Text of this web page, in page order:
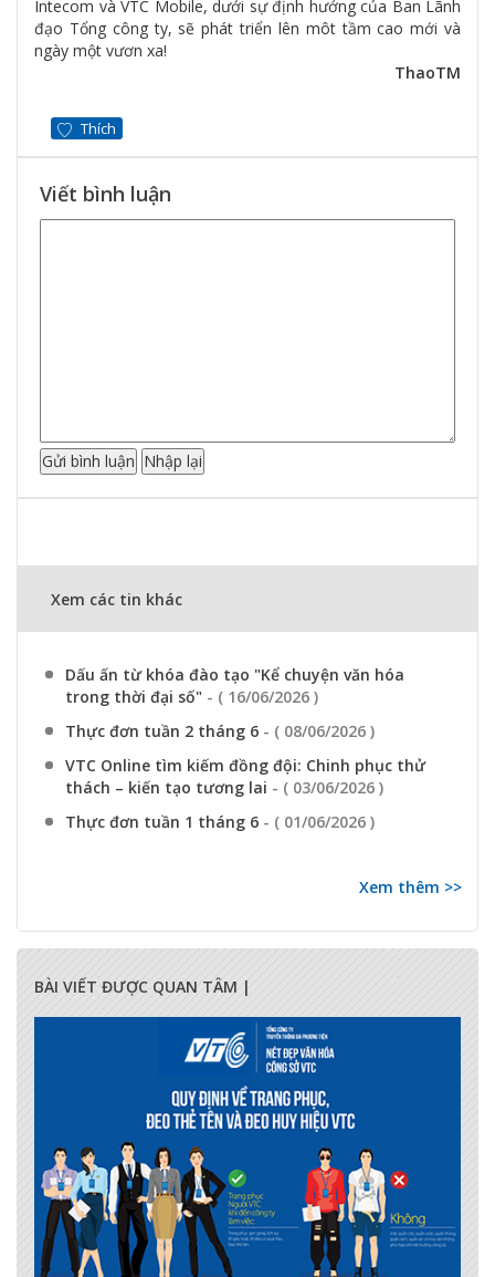
Intecom và VTC Mobile, dưới sự định hướng của Ban Lãnh
đạo Tổng công ty, sẽ phát triển lên môt tầm cao mới và
ngày một vươn xa!
ThaoTM
Thích
Viết bình luận
Xem các tin khác
Dấu ấn từ khóa đào tạo "Kể chuyện văn hóa
trong thời đại số" - ( 16/06/2026 )
Thực đơn tuần 2 tháng 6 - ( 08/06/2026 )
VTC Online tìm kiếm đồng đội: Chinh phục thử
thách – kiến tạo tương lai - ( 03/06/2026 )
Thực đơn tuần 1 tháng 6 - ( 01/06/2026 )
Xem thêm >>
BÀI VIẾT ĐƯỢC QUAN TÂM |